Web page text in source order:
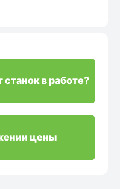
в работе?
цены